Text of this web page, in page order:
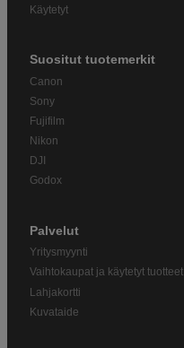
Käytetyt
Suositut tuotemerkit
Canon
Sony
Fujifilm
Nikon
DJI
Godox
Palvelut
Yritysmyynti
Vaihtokaupat ja käytetyt tuotteet
Lahjakortti
Kuvataide